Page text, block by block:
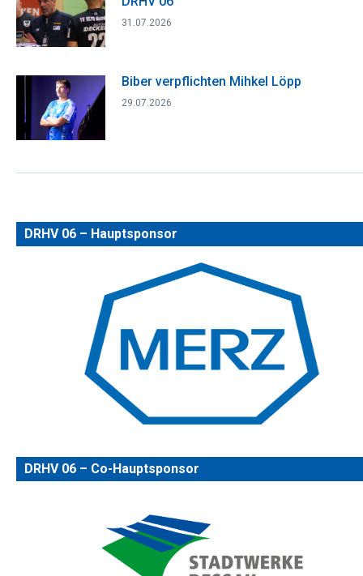
31.07.2026
Biber verpflichten Mihkel Löpp
29.07.2026
DRHV 06 – Hauptsponsor
DRHV 06 – Co-Hauptsponsor